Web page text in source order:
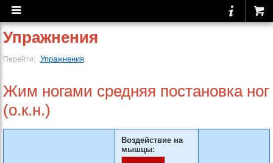
Упражнения
Перейти: Упражнения
Жим ногами средняя постановка ног
(о.к.н.)
Воздействие на
мышцы: